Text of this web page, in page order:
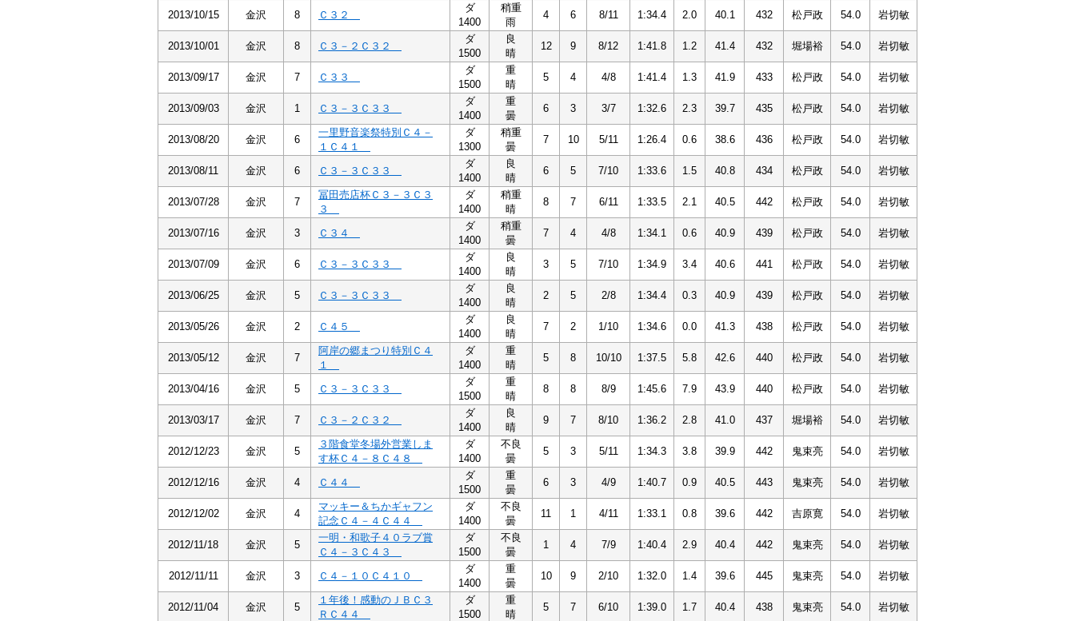
2013/10/15 金沢 8 Ｃ３２
ダ
1400
稍重
雨
4 6 8/11 1:34.4 2.0 40.1 432 松戸政 54.0 岩切敏
2013/10/01 金沢 8 Ｃ３－２Ｃ３２
ダ
1500
良
晴
12 9 8/12 1:41.8 1.2 41.4 432 堀場裕 54.0 岩切敏
2013/09/17 金沢 7 Ｃ３３
ダ
1500
重
晴
5 4 4/8 1:41.4 1.3 41.9 433 松戸政 54.0 岩切敏
2013/09/03 金沢 1 Ｃ３－３Ｃ３３
ダ
1400
重
曇
6 3 3/7 1:32.6 2.3 39.7 435 松戸政 54.0 岩切敏
2013/08/20 金沢 6
一里野音楽祭特別Ｃ４－
１Ｃ４１
ダ
1300
稍重
曇
7 10 5/11 1:26.4 0.6 38.6 436 松戸政 54.0 岩切敏
2013/08/11 金沢 6 Ｃ３－３Ｃ３３
ダ
1400
良
晴
6 5 7/10 1:33.6 1.5 40.8 434 松戸政 54.0 岩切敏
2013/07/28 金沢 7
冨田売店杯Ｃ３－３Ｃ３
３
ダ
1400
稍重
晴
8 7 6/11 1:33.5 2.1 40.5 442 松戸政 54.0 岩切敏
2013/07/16 金沢 3 Ｃ３４
ダ
1400
稍重
曇
7 4 4/8 1:34.1 0.6 40.9 439 松戸政 54.0 岩切敏
2013/07/09 金沢 6 Ｃ３－３Ｃ３３
ダ
1400
良
晴
3 5 7/10 1:34.9 3.4 40.6 441 松戸政 54.0 岩切敏
2013/06/25 金沢 5 Ｃ３－３Ｃ３３
ダ
1400
良
晴
2 5 2/8 1:34.4 0.3 40.9 439 松戸政 54.0 岩切敏
2013/05/26 金沢 2 Ｃ４５
ダ
1400
良
晴
7 2 1/10 1:34.6 0.0 41.3 438 松戸政 54.0 岩切敏
2013/05/12 金沢 7
阿岸の郷まつり特別Ｃ４
１
ダ
1400
重
晴
5 8 10/10 1:37.5 5.8 42.6 440 松戸政 54.0 岩切敏
2013/04/16 金沢 5 Ｃ３－３Ｃ３３
ダ
1500
重
晴
8 8 8/9 1:45.6 7.9 43.9 440 松戸政 54.0 岩切敏
2013/03/17 金沢 7 Ｃ３－２Ｃ３２
ダ
1400
良
晴
9 7 8/10 1:36.2 2.8 41.0 437 堀場裕 54.0 岩切敏
2012/12/23 金沢 5
３階食堂冬場外営業しま
す杯Ｃ４－８Ｃ４８
ダ
1400
不良
曇
5 3 5/11 1:34.3 3.8 39.9 442 鬼束亮 54.0 岩切敏
2012/12/16 金沢 4 Ｃ４４
ダ
1500
重
曇
6 3 4/9 1:40.7 0.9 40.5 443 鬼束亮 54.0 岩切敏
2012/12/02 金沢 4
マッキー＆ちかギャフン
記念Ｃ４－４Ｃ４４
ダ
1400
不良
曇
11 1 4/11 1:33.1 0.8 39.6 442 吉原寛 54.0 岩切敏
2012/11/18 金沢 5
一明・和歌子４０ラブ賞
Ｃ４－３Ｃ４３
ダ
1500
不良
曇
1 4 7/9 1:40.4 2.9 40.4 442 鬼束亮 54.0 岩切敏
2012/11/11 金沢 3 Ｃ４－１０Ｃ４１０
ダ
1400
重
曇
10 9 2/10 1:32.0 1.4 39.6 445 鬼束亮 54.0 岩切敏
2012/11/04 金沢 5
１年後！感動のＪＢＣ３
ＲＣ４４
ダ
1500
重
晴
5 7 6/10 1:39.0 1.7 40.4 438 鬼束亮 54.0 岩切敏